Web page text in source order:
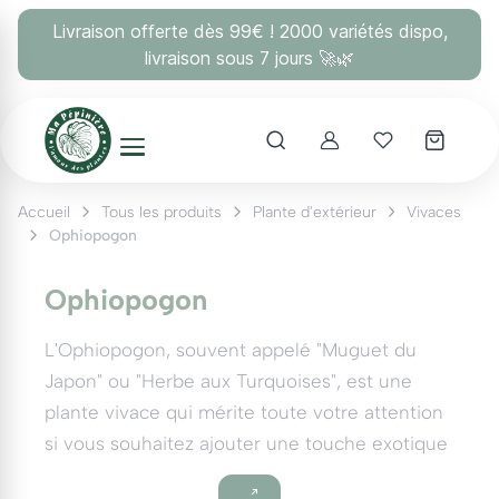
Livraison offerte dès 99€ ! 2000 variétés dispo,
livraison sous 7 jours 🚀🌿
AccountMes coups
Accueil Tous les produits Plante d'extérieur
Vivaces
Ophiopogon
Ophiopogon
L'Ophiopogon, souvent appelé "Muguet du
Japon" ou "Herbe aux Turquoises", est une
plante vivace qui mérite toute votre attention
si vous souhaitez ajouter une touche exotique
et élégante à votre jardin. Cette plante, qui
Panneau de gestion des cookies